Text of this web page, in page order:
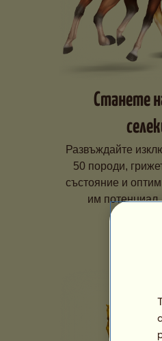
Станете
Развъждайте
50 породи,
състояние и
им